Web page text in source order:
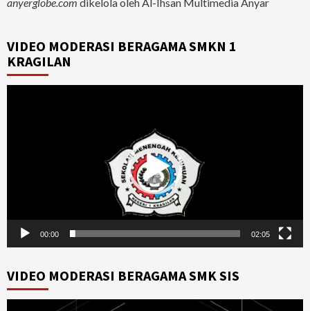
VIDEO MODERASI BERAGAMA SMKN 1
KRAGILAN
00:00 02:05
VIDEO MODERASI BERAGAMA SMK SIS